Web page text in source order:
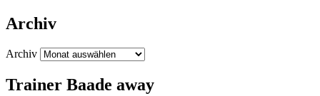
Archiv
Archiv
Trainer Baade away